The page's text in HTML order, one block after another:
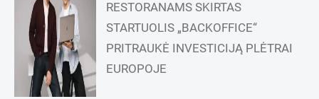
RESTORANAMS SKIRTAS
STARTUOLIS „BACKOFFICE“
PRITRAUKĖ INVESTICIJĄ PLĖTRAI
EUROPOJE